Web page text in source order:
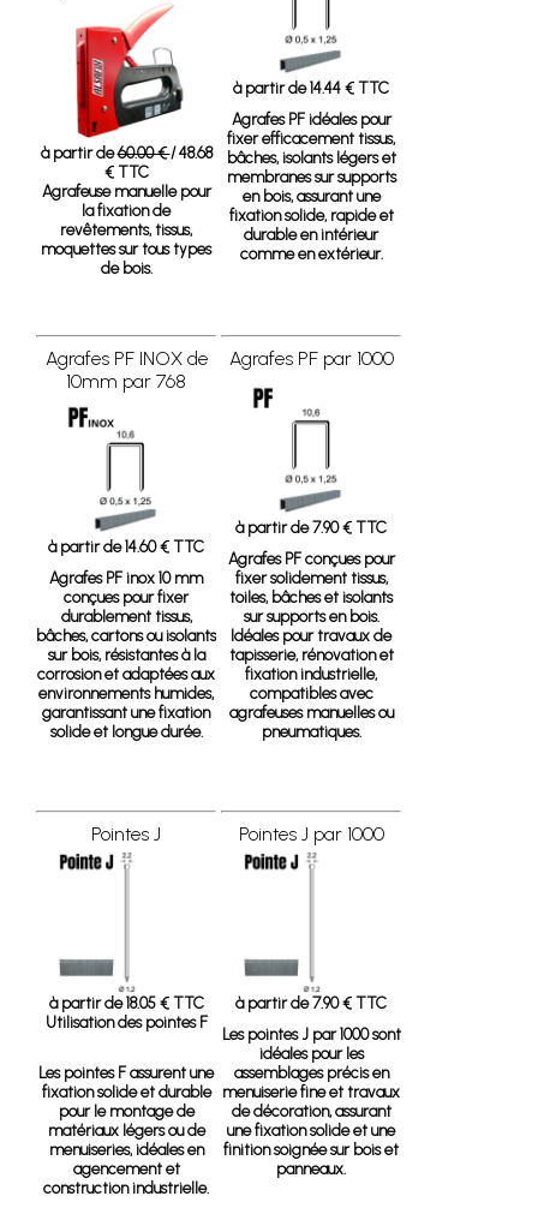
à partir de60.00 €/ 48.68
€ TTC
Agrafeuse manuelle pour
la fixation de
revêtements, tissus,
moquettes sur tous types
de bois.
à partir de 14.44 € TTC
Agrafes PFidéales pour
fixer efficacement tissus,
bâches, isolants légers et
membranes sur supports
en bois, assurant une
fixation solide, rapide et
durable en intérieur
comme en extérieur.
Agrafes PF INOX de
10mm par 768
à partir de 14.60 € TTC
Agrafes PF inox 10 mm
conçues pour fixer
durablement tissus,
bâches, cartons ou isolants
sur bois, résistantes à la
corrosion et adaptées aux
environnements humides,
garantissant une fixation
solide et longue durée.
Agrafes PF par 1000
à partir de 7.90 € TTC
Agrafes PFconçues pour
fixer solidement tissus,
toiles, bâches et isolants
sur supports en bois.
Idéales pour travaux de
tapisserie, rénovation et
fixation industrielle,
compatibles avec
agrafeuses manuelles ou
pneumatiques.
Pointes J
à partir de 18.05 € TTC
Utilisation des pointes F
Les pointes F assurent une
fixation solide et durable
pour le montage de
matériaux légers ou de
menuiseries, idéales en
agencement et
construction industrielle.
Pointes J par 1000
à partir de 7.90 € TTC
Les pointes J par 1000 sont
idéales pour les
assemblages précis en
menuiserie fine et travaux
de décoration, assurant
une fixation solide et une
finition soignée sur bois et
panneaux.